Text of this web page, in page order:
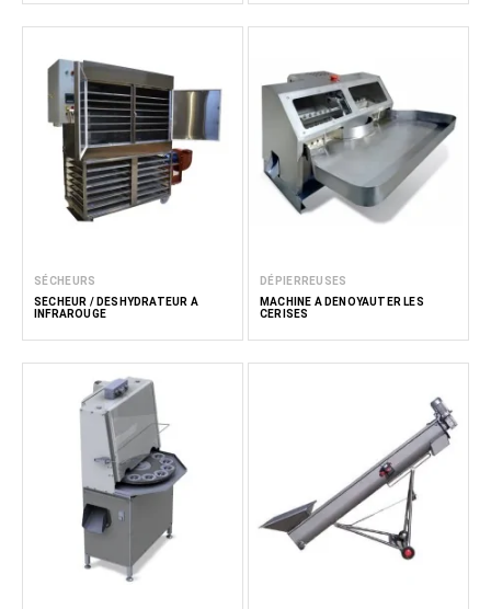
SÉCHEURS
SÉCHEUR / DÉSHYDRATEUR À
INFRAROUGE
DÉPIERREUSES
MACHINE À DÉNOYAUTER LES
CERISES